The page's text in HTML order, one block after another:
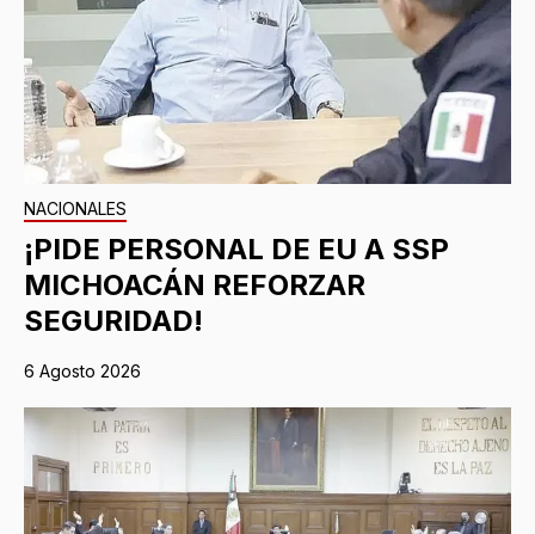
NACIONALES
¡PIDE PERSONAL DE EU A SSP
MICHOACÁN REFORZAR
SEGURIDAD!
6 Agosto 2026